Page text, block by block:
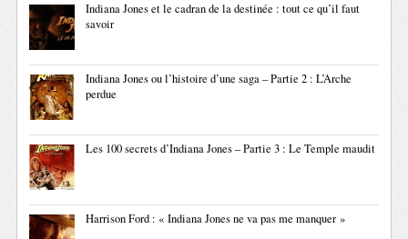
Indiana Jones et le cadran de la destinée : tout ce qu’il faut
savoir
Indiana Jones ou l’histoire d’une saga – Partie 2 : L’Arche
perdue
Les 100 secrets d’Indiana Jones – Partie 3 : Le Temple maudit
Harrison Ford : « Indiana Jones ne va pas me manquer »